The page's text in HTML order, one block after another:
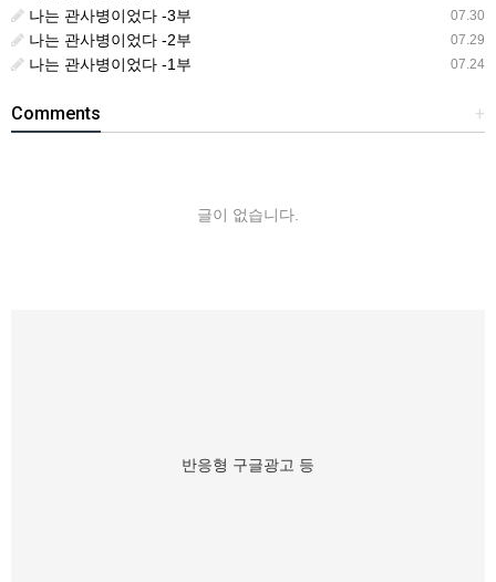
07.30
나는 관사병이었다 -3부
07.29
나는 관사병이었다 -2부
07.24
나는 관사병이었다 -1부
+
Comments
글이 없습니다.
반응형 구글광고 등